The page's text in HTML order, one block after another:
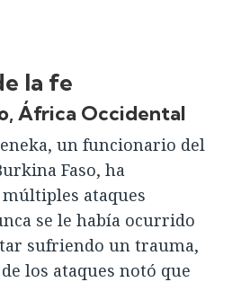
la fe
África Occidental
un funcionario del
Faso, ha
ataques
se le había ocurrido
sufriendo un trauma,
los ataques notó que